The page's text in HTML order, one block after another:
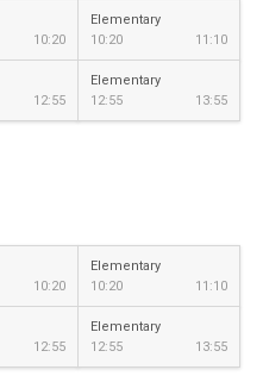
10:20
Elementary
10:20
11:10
12:55
Elementary
12:55
13:55
10:20
Elementary
10:20
11:10
12:55
Elementary
12:55
13:55